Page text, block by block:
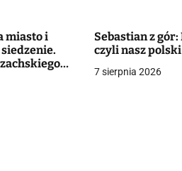
miasto i
Sebastian z
czyli nasz
7 sierpnia 2026